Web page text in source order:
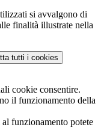
si avvalgono di
finalità illustrate nella
tutti i cookies
cookie consentire.
il funzionamento della
funzionamento potete